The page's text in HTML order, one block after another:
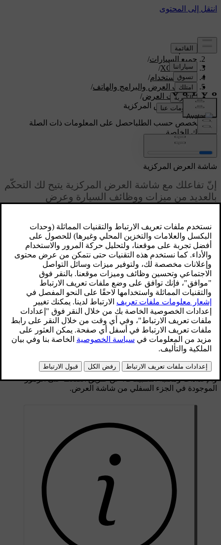
الدعم/
جميع السيارات/
XC60 2026
/
دليل الاستخدام/
شاشات العرض والبرامج والهاتف/
شاشات العرض/
شاشة العرض المركزية
دعم مخصص حسب الطلباحصل على المعلومات ذات الصلة
بسيارتك الخاصة.
تسجيل الدخول
محدّث ٠٢‏/٠٧‏/٢٠٢٥
شاشة العرض المركزية
إنّ تفاعلك مع شاشة العرض المركزية يتيح لك التحكّم
بالعديد من ميزات ووظائف السيارة وعرض
يتمّ تثبيت شاشة العرض المركزية في وسط لوحة العدّادات ويتم
تنشيطها تلقائيًا عند فتح باب السائق.
يمكن الوصول إلى الميزات الأكثر استخدامًا، مثل التحكّم بالمناخ
والإعدادات ومكتبة التطبيقات، عن طريق الضغط على الرموز
الموجودة في الجزء السفلي من شاشة العرض.